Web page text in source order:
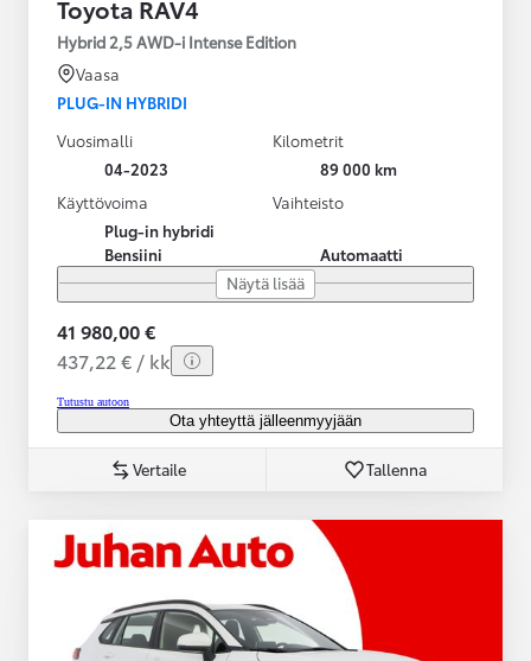
Toyota RAV4
Hybrid 2,5 AWD-i Intense Edition
Vaasa
PLUG-IN HYBRIDI
Vuosimalli
04-2023
Kilometrit
89 000 km
Käyttövoima
Plug-in hybridi
Bensiini
Vaihteisto
Automaatti
Näytä lisää
41 980,00 €
437,22 € / kk
Tutustu autoon
Ota yhteyttä jälleenmyyjään
Vertaile Tallenna